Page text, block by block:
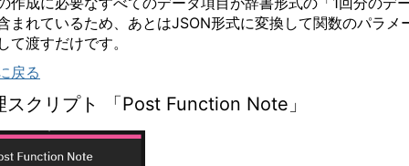
まれているため、あとはJSON形式に変換して関数のパラメ
て渡すだけです。
戻る
スクリプト 「Post Function Note 」